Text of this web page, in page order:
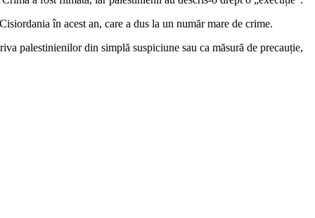
în acest an, care a dus la un număr mare de crime.
palestinienilor din simplă suspiciune sau ca măsură de precauție,